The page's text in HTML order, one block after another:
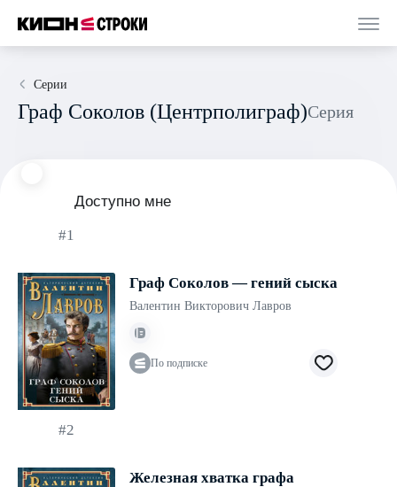
Серии
Граф Соколов (Центрполиграф) Серия
Доступно мне
#1
Граф Соколов — гений сыска
Валентин Викторович Лавров
По подписке
#2
Железная хватка графа